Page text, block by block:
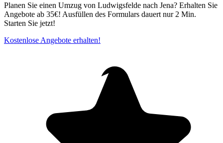
Planen Sie einen Umzug von Ludwigsfelde nach Jena? Erhalten Sie
Angebote ab 35€! Ausfüllen des Formulars dauert nur 2 Min.
Starten Sie jetzt!
Kostenlose Angebote erhalten!